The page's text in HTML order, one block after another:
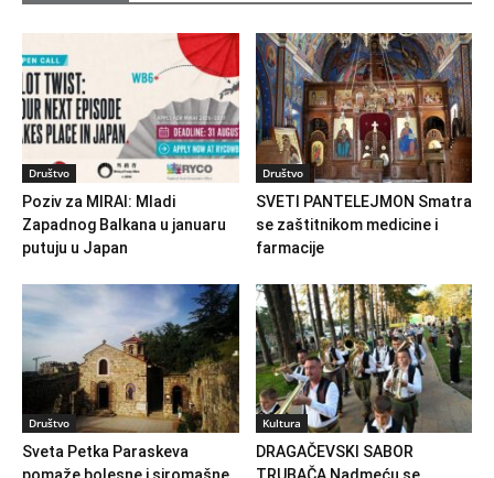
Društvo
Poziv za MIRAI: Mladi
Zapadnog Balkana u januaru
putuju u Japan
Društvo
SVETI PANTELEJMON Smatra
se zaštitnikom medicine i
farmacije
Društvo
Sveta Petka Paraskeva
Kultura
DRAGAČEVSKI SABOR